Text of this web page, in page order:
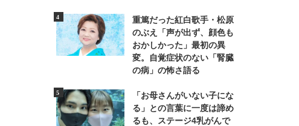
重篤だった紅白歌手・松原
のぶえ「声が出ず、顔色も
おかしかった」最初の異
変。自覚症状のない「腎臓
の病」の怖さ語る
「お母さんがいない子にな
る」との言葉に一度は諦め
るも、ステージ4乳がんで